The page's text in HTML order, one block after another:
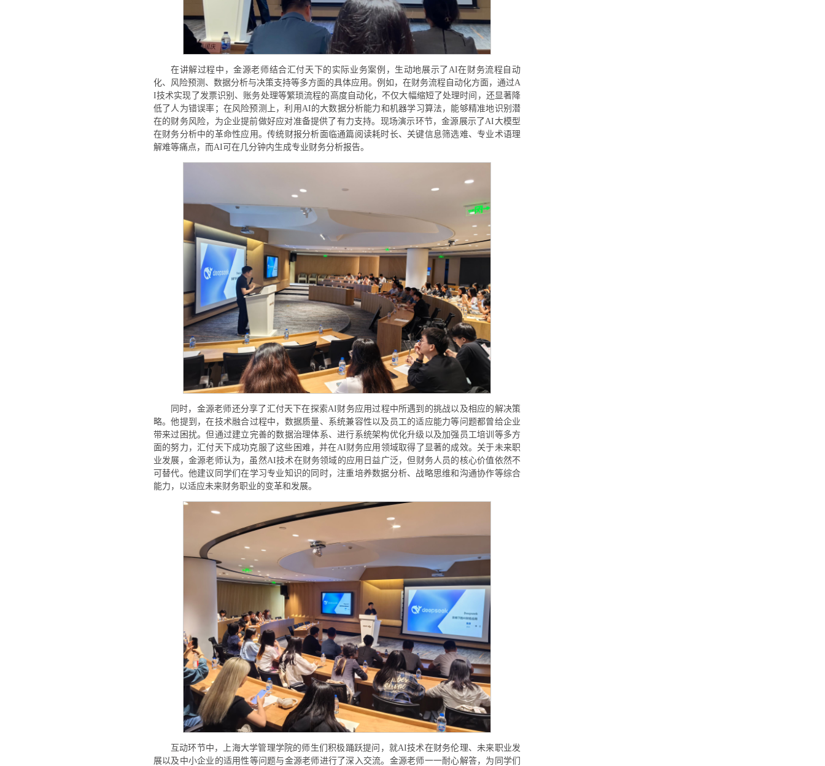
在讲解过程中，金源老师结合汇付天下的实际业务案例，生动地展示了AI在财务流程自动
化、风险预测、数据分析与决策支持等多方面的具体应用。例如，在财务流程自动化方面，通过A
I技术实现了发票识别、账务处理等繁琐流程的高度自动化，不仅大幅缩短了处理时间，还显著降
低了人为错误率；在风险预测上，利用AI的大数据分析能力和机器学习算法，能够精准地识别潜
在的财务风险，为企业提前做好应对准备提供了有力支持。现场演示环节，金源展示了AI大模型
在财务分析中的革命性应用。传统财报分析面临通篇阅读耗时长、关键信息筛选难、专业术语理
解难等痛点，而AI可在几分钟内生成专业财务分析报告。
同时，金源老师还分享了汇付天下在探索AI财务应用过程中所遇到的挑战以及相应的解决策
略。他提到，在技术融合过程中，数据质量、系统兼容性以及员工的适应能力等问题都曾给企业
带来过困扰。但通过建立完善的数据治理体系、进行系统架构优化升级以及加强员工培训等多方
面的努力，汇付天下成功克服了这些困难，并在AI财务应用领域取得了显著的成效。关于未来职
业发展，金源老师认为，虽然AI技术在财务领域的应用日益广泛，但财务人员的核心价值依然不
可替代。他建议同学们在学习专业知识的同时，注重培养数据分析、战略思维和沟通协作等综合
能力，以适应未来财务职业的变革和发展。
互动环节中，上海大学管理学院的师生们积极踊跃提问，就AI技术在财务伦理、未来职业发
展以及中小企业的适用性等问题与金源老师进行了深入交流。金源老师一一耐心解答，为同学们